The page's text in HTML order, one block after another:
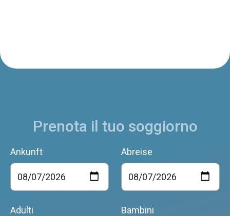
Prenota il tuo soggiorno
Ankunft Abreise
Adulti Bambini